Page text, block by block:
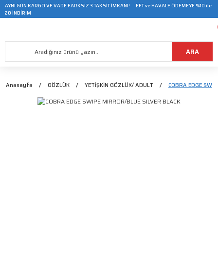
AYNI GÜN KARGO VE VADE FARKSIZ 3 TAKSİT İMKANI! EFT ve HAVALE ÖDEMEYE %10 ile
20 İNDİRİM
ARA
Anasayfa GÖZLÜK YETİŞKİN GÖZLÜK/ ADULT COBRA EDGE